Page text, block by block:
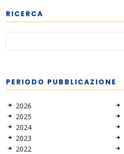
RICERCA
PERIODO PUBBLICAZIONE
2026
2025
2024
2023
2022